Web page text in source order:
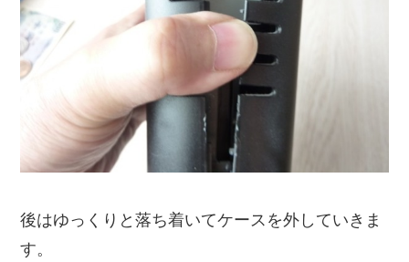
後はゆっくりと落ち着いてケースを外していきま
す。